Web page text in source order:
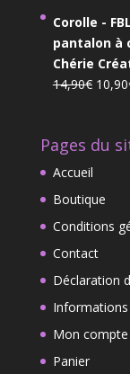
initial
était :
Corolle -
pantalon à
Chérie
14,90€ Le
était :
10,90
Pages du
Accueil
Boutique
Conditions
Contact
Déclaration
Informations
Mon compte
Panier